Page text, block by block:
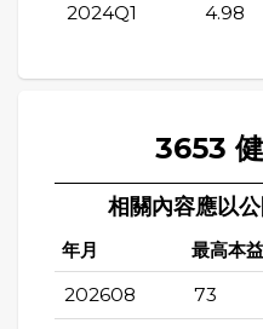
2024Q1 4.98
3653
相關內容應以
年月 最高本
202608 73